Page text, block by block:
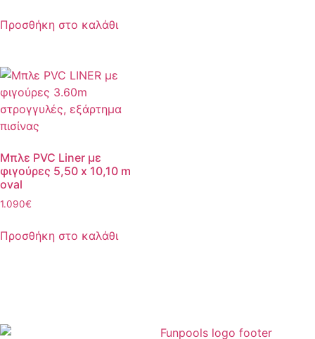
Προσθήκη στο καλάθι
Μπλε PVC Liner με
φιγούρες 5,50 x 10,10 m
oval
1.090€
Προσθήκη στο καλάθι